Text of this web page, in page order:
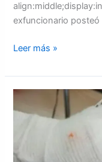
exfuncionario
Leer más »
Más
de
resultaron